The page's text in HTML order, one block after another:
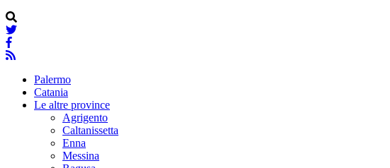
Palermo
Catania
Le altre province
Agrigento
Caltanissetta
Enna
Messina